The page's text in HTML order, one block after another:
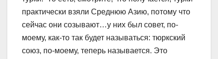
практически взяли Среднюю Азию, потому что
сейчас они созывают…у них был совет, по-
моему, как-то так будет называться: тюркский
союз, по-моему, теперь называется. Это